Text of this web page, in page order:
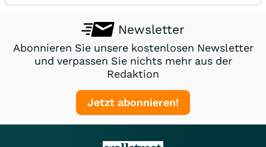
Newsletter
Abonnieren Sie unsere kostenlosen Newsletter
und verpassen Sie nichts mehr aus der
Redaktion
Jetzt abonnieren!